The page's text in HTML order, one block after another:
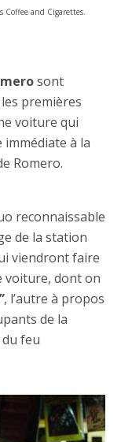
Coffee and Cigarettes.
sont
premières
voiture qui
immédiate à la
Romero.
reconnaissable
de la station
viendront faire
voiture, dont on
, l’autre à propos
de la
du feu